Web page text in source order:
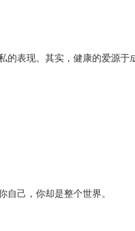
的表现。其实，健康的爱源于
己，你却是整个世界。